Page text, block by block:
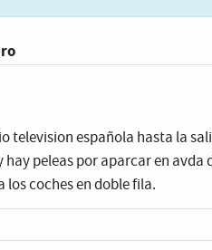
television española hasta la
peleas por aparcar en
coches en doble fila.